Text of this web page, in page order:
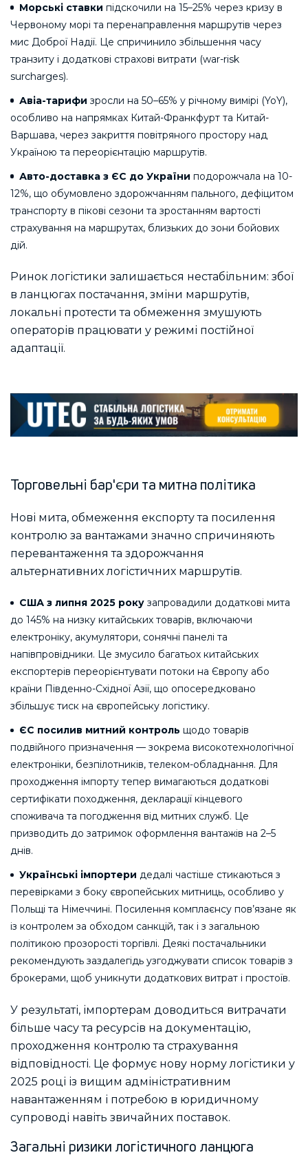
Морські ставки підскочили на 15–25% через кризу в
Червоному морі та перенаправлення маршрутів через
мис Доброї Надії. Це спричинило збільшення часу
транзиту і додаткові страхові витрати (war-risk
surcharges).
Авіа-тарифи зросли на 50–65% у річному вимірі (YoY),
особливо на напрямках Китай-Франкфурт та Китай-
Варшава, через закриття повітряного простору над
Україною та переорієнтацію маршрутів.
Авто-доставка з ЄС до України подорожчала на 10-
12%, що обумовлено здорожчанням пального, дефіцитом
транспорту в пікові сезони та зростанням вартості
страхування на маршрутах, близьких до зони бойових
дій.
Ринок логістики залишається нестабільним: збої
в ланцюгах постачання, зміни маршрутів,
локальні протести та обмеження змушують
операторів працювати у режимі постійної
адаптації.
Торговельні бар'єри та митна політика
Нові мита, обмеження експорту та посилення
контролю за вантажами значно спричиняють
перевантаження та здорожчання
альтернативних логістичних маршрутів.
США з липня 2025 рокузапровадили додаткові мита
до 145% на низку китайських товарів, включаючи
електроніку, акумулятори, сонячні панелі та
напівпровідники. Це змусило багатьох китайських
експортерів переорієнтувати потоки на Європу або
країни Південно-Східної Азії, що опосередковано
збільшує тиск на європейську логістику.
ЄС посилив митний контроль щодо товарів
подвійного призначення — зокрема високотехнологічної
електроніки, безпілотників, телеком-обладнання. Для
проходження імпорту тепер вимагаються додаткові
сертифікати походження, декларації кінцевого
споживача та погодження від митних служб. Це
призводить до затримок оформлення вантажів на 2–5
днів.
Українські імпортери дедалі частіше стикаються з
перевірками з боку європейських митниць, особливо у
Польщі та Німеччині. Посилення комплаєнсу пов’язане як
із контролем за обходом санкцій, так і з загальною
політикою прозорості торгівлі. Деякі постачальники
рекомендують заздалегідь узгоджувати список товарів з
брокерами, щоб уникнути додаткових витрат і простоїв.
У результаті, імпортерам доводиться витрачати
більше часу та ресурсів на документацію,
проходження контролю та страхування
відповідності. Це формує нову норму логістики у
2025 році із вищим адміністративним
навантаженням і потребою в юридичному
супроводі навіть звичайних поставок.
Загальні ризики логістичного ланцюга